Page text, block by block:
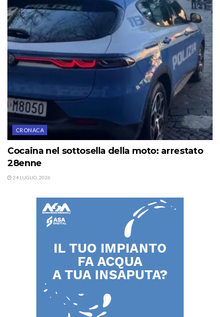
CRONACA
Cocaina nel sottosella della moto: arrestato
28enne
24 LUGLIO, 2026